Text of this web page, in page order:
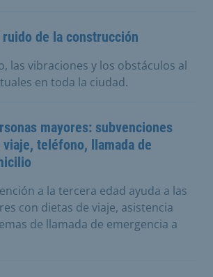
de la construcción
las vibraciones y los obstáculos al
en toda la ciudad.
mayores: subvenciones
viaje, teléfono, llamada de
a la tercera edad ayuda a las
con dietas de viaje, asistencia
de llamada de emergencia a